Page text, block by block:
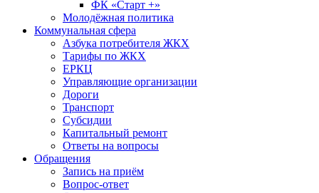
ФК «Старт +»
Молодёжная политика
Коммунальная сфера
Азбука потребителя ЖКХ
Тарифы по ЖКХ
ЕРКЦ
Управляющие организации
Дороги
Транспорт
Субсидии
Капитальный ремонт
Ответы на вопросы
Обращения
Запись на приём
Вопрос-ответ